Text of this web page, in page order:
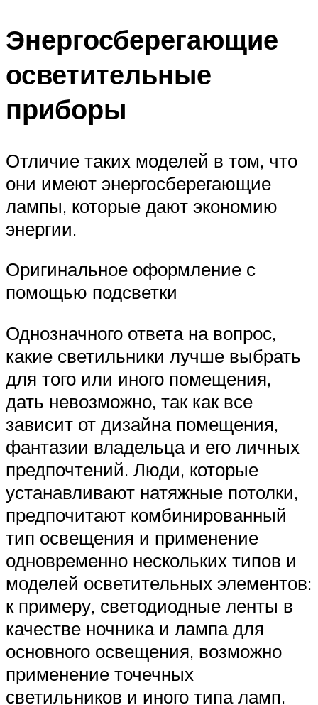
Энергосберегающие
осветительные
приборы
Отличие таких моделей в том, что
они имеют энергосберегающие
лампы, которые дают экономию
энергии.
Оригинальное оформление с
помощью подсветки
Однозначного ответа на вопрос,
какие светильники лучше выбрать
для того или иного помещения,
дать невозможно, так как все
зависит от дизайна помещения,
фантазии владельца и его личных
предпочтений. Люди, которые
устанавливают натяжные потолки,
предпочитают комбинированный
тип освещения и применение
одновременно нескольких типов и
моделей осветительных элементов:
к примеру, светодиодные ленты в
качестве ночника и лампа для
основного освещения, возможно
применение точечных
светильников и иного типа ламп.